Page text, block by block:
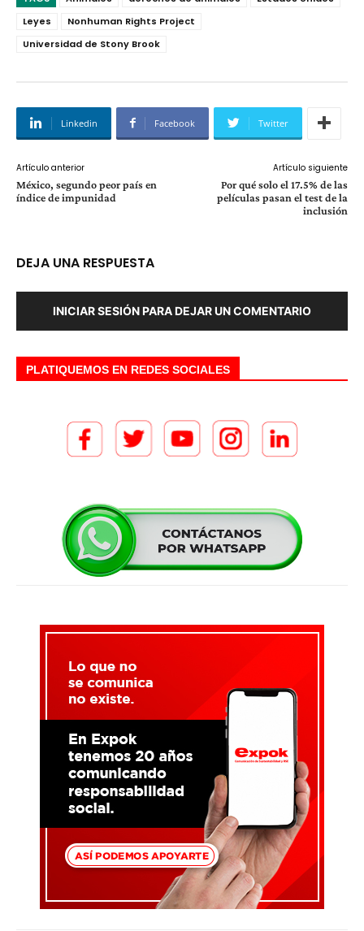
Leyes
Nonhuman Rights Project
Universidad de Stony Brook
Linkedin Facebook Twitter
Artículo anterior
México, segundo peor país en
índice de impunidad
Artículo siguiente
Por qué solo el 17.5% de las
películas pasan el test de la
inclusión
DEJA UNA RESPUESTA
INICIAR SESIÓN PARA DEJAR UN COMENTARIO
PLATIQUEMOS EN REDES SOCIALES